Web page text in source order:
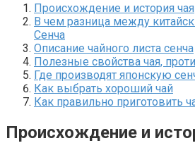
Происхождение и история чая
В чем разница между
Сенча
Описание чайного листа сенча
Полезные свойства чая,
Где производят японскую
Как выбрать хороший чай
Как правильно приготовить
Происхождение и